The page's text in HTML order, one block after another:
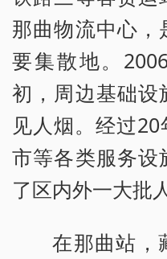
那曲物流中心
要集散地。
初，周边基础设
见人烟。经过
市等各类服务设
了区内外一大批
在那曲站，